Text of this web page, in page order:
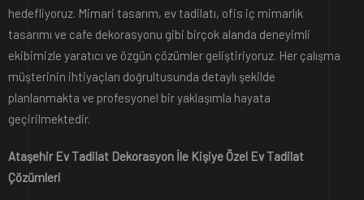
hedefliyoruz. Mimari tasarım, ev tadilatı, ofis iç mimarlık
tasarımı ve cafe dekorasyonu gibi birçok alanda deneyimli
ekibimizle yaratıcı ve özgün çözümler geliştiriyoruz. Her çalışma
müşterinin ihtiyaçları doğrultusunda detaylı şekilde
planlanmakta ve profesyonel bir yaklaşımla hayata
geçirilmektedir.
Ataşehir Ev Tadilat Dekorasyon İle Kişiye Özel Ev Tadilat
Çözümleri